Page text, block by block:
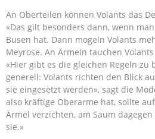
An Oberteilen können Volants das
«Das gilt besonders dann, wenn
Busen hat. Dann mogeln Volants
Meyrose. An Ärmeln tauchen
«Hier gibt es die gleichen Regeln zu
generell: Volants richten den Blick
sie eingesetzt werden», sagt die
also kräftige Oberarme hat, sollte
Ärmel verzichten, am Saum
sie.»